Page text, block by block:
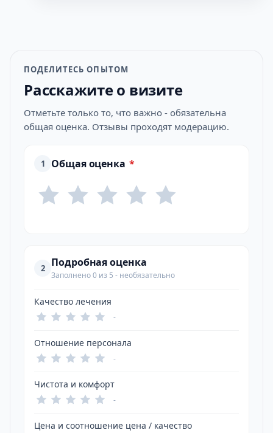
ПОДЕЛИТЕСЬ ОПЫТОМ
Расскажите о визите
Отметьте только то, что важно - обязательна
общая оценка. Отзывы проходят модерацию.
1 Общая оценка *
2 Подробная оценка
Заполнено 0 из 5 - необязательно
Качество лечения
-
Отношение персонала
-
Чистота и комфорт
-
Цена и соотношение цена / качество